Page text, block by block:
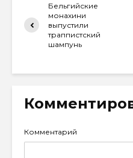
Бельгийские
монахини
выпустили
траппистский
шампунь
Комментарий